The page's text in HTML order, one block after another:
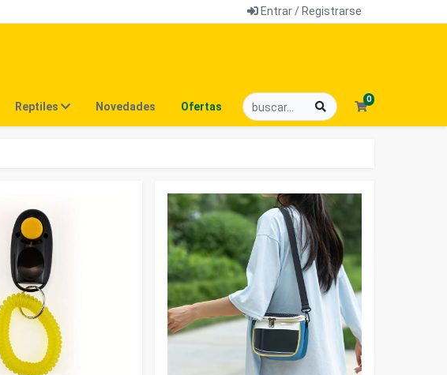
Entrar / Registrarse
Reptiles Novedades Ofertas
0